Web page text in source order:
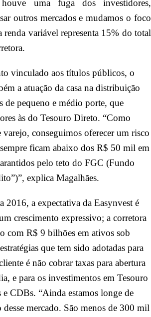
uma fuga dos investidores,
outros mercados e mudamos o foco
renda variável representa 15% do total
vinculado aos títulos públicos, o
a atuação da casa na distribuição
de pequeno e médio porte, que
às do Tesouro Direto. “Como
varejo, conseguimos oferecer um risco
ficam abaixo dos R$ 50 mil em
pelo teto do FGC (Fundo
explica Magalhães.
2016, a expectativa da Easynvest é
crescimento expressivo; a corretora
com R$ 9 bilhões em ativos sob
que tem sido adotadas para
é não cobrar taxas para abertura
e para os investimentos em Tesouro
CDBs. “Ainda estamos longe de
desse mercado. São menos de 300 mil